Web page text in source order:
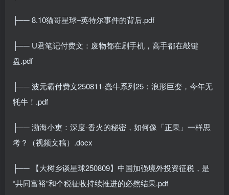
├── 8.10猫哥星球–英特尔事件的背后.pdf
├── U君笔记付费文：废物都在刷手机，高手都在敲键
盘.pdf
├── 波元霸付费文250811-蠢牛系列25：浪形巨变，今年无
牦牛！.pdf
├── 渤海小吏：深度-香火的秘密，如何像「正果」一样思
考？（视频文稿）.docx
├── 【大树乡谈星球250809】中国加强境外投资征税，是
“共同富裕”和个税征收持续推进的必然结果.pdf